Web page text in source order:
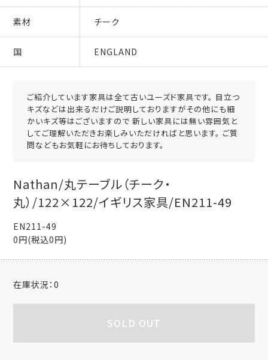
素材 チーク
国 ENGLAND
ご紹介しています家具は全て古いユーズド家具です。 目立つ
キズなどは出来るだけご説明しておりますがその他にも細
かいキズ等はございますので 新しい家具には無い雰囲気と
してご理解いただきお楽しみいただければと思います。 ご質
問などもお気軽にお待ちしております。
Nathan/丸テーブル（チーク・
丸）/122×122/イギリス家具/EN211-49
EN211-49
0円(税込0円)
在庫状況：0
SOLD OUT